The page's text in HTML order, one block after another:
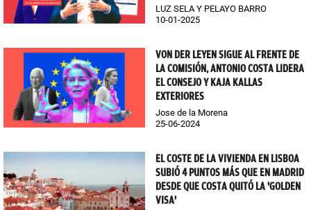
LUZ SELA Y PELAYO BARRO
10-01-2025
VON DER LEYEN SIGUE AL FRENTE DE
LA COMISIÓN, ANTONIO COSTA LIDERA
EL CONSEJO Y KAJA KALLAS
EXTERIORES
Jose de la Morena
25-06-2024
EL COSTE DE LA VIVIENDA EN LISBOA
SUBIÓ 4 PUNTOS MÁS QUE EN MADRID
DESDE QUE COSTA QUITÓ LA 'GOLDEN
VISA'